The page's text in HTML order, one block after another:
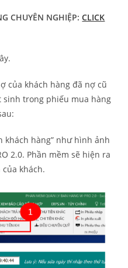
CHUYÊN NGHIỆP:CLICK
của khách hàng đã nợ cũ
trong phiếu mua hàng
khách hàng” như hình ảnh
2.0. Phần mềm sẽ hiện ra
khách.